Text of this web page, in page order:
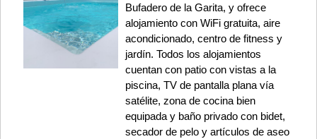
Bufadero de la Garita, y ofrece
alojamiento con WiFi gratuita, aire
acondicionado, centro de fitness y
jardín. Todos los alojamientos
cuentan con patio con vistas a la
piscina, TV de pantalla plana vía
satélite, zona de cocina bien
equipada y baño privado con bidet,
secador de pelo y artículos de aseo